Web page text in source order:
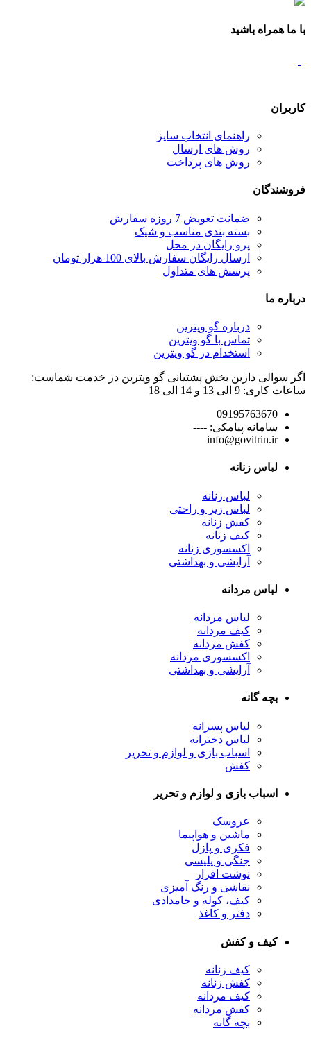
با ما همراه باشید
کاربران
راهنمای انتخاب سایز
روش های ارسال
روش های پرداخت
فروشندگان
ضمانت تعویض 7 روزه سفارش
بسته بندی مناسب و شیک
پرو رایگان در محل
ارسال رایگان سفارش بالای 100 هزار تومان
پرسش های متداول
درباره ما
درباره گو ویترین
تماس با گو ویترین
استخدام در گو ویترین
اگر سوالی دارین بخش پشتیانی گو ویترین در خدمت شماست:
ساعات کاری: 9 الی 13 و 14 الی 18
09195763670
سامانه پیامکی: ----
info@govitrin.ir
لباس زنانه
لباس زنانه
لباس زیر و راحتی
کفش زنانه
کیف زنانه
اکسسوری زنانه
آرایشی و بهداشتی
لباس مردانه
لباس مردانه
کیف مردانه
کفش مردانه
اکسسوری مردانه
آرایشی و بهداشتی
بچه گانه
لباس پسرانه
لباس دخترانه
اسباب بازی و لوازم و تحریر
کفش
اسباب بازی و لوازم و تحریر
عروسک
ماشین و هواپیما
فکری و پازل
جنگی و پلیسی
نوشت افزار
نقاشی و رنگ آمیزی
کیف، کوله و جامدادی
دفتر و کاغذ
کیف و کفش
کیف زنانه
کفش زنانه
کیف مردانه
کفش مردانه
بچه گانه